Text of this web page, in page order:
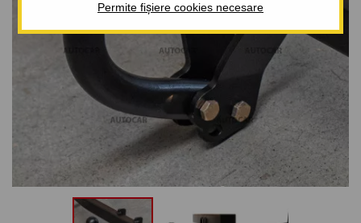
Permite fișiere cookies necesare